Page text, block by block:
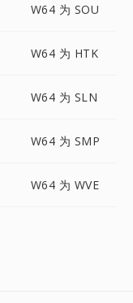
W64 为 SOU
W64 为 HTK
W64 为 SLN
W64 为 SMP
W64 为 WVE